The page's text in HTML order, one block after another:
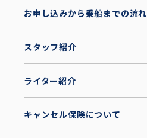
お申し込みから乗船までの流れ
スタッフ紹介
ライター紹介
キャンセル保険について